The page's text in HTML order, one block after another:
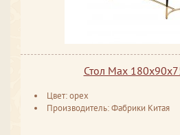
Стол Max
Цвет: орех
Производитель: Фабрики Китая